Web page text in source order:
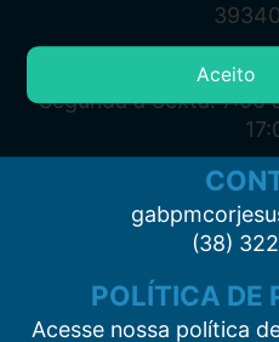
Segunda à Sexta: 7:00
(38)
POLÍTICA DE
Acesse nossa política
Aceito